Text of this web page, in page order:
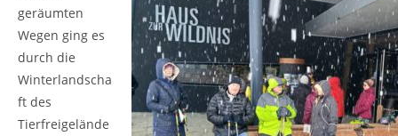
geräumten
Wegen ging es
durch die
Winterlandscha
ft des
Tierfreigelände